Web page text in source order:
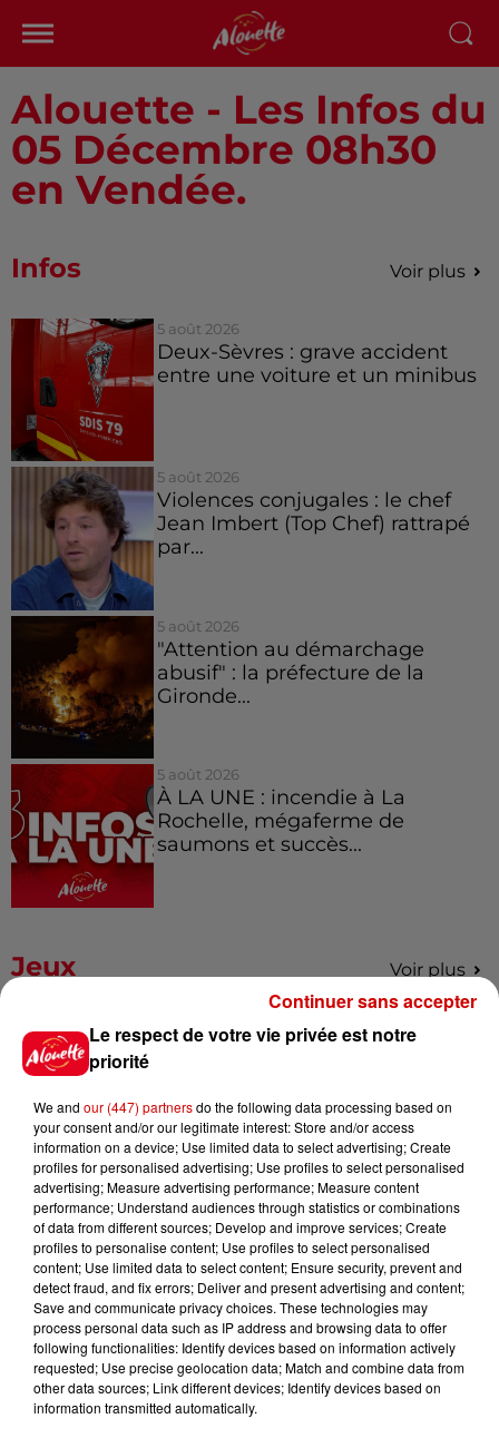
Alouette - Les Infos du
05 Décembre 08h30
en Vendée.
Infos Voir plus
5 août 2026
Deux-Sèvres : grave accident
entre une voiture et un minibus
5 août 2026
Violences conjugales : le chef
Jean Imbert (Top Chef) rattrapé
par...
5 août 2026
"Attention au démarchage
abusif" : la préfecture de la
Gironde...
5 août 2026
À LA UNE : incendie à La
Rochelle, mégaferme de
saumons et succès...
Jeux Voir plus
Gagnez vos places pour le
Festival du Roi Arthur 2026 !
Gagnez vos entrées pour le
Musée du Sport Automobile au
Mans !
Alouette vous invite à
Futuroscope Xperiences !
Le respect de votre vie privée est notre
priorité
We and our (447) partnersdo the following data processing based on
your consent and/or our legitimate interest: Store and/or access
information on a device; Use limited data to select advertising; Create
profiles for personalised advertising; Use profiles to select personalised
advertising; Measure advertising performance; Measure content
performance; Understand audiences through statistics or combinations
of data from different sources; Develop and improve services; Create
profiles to personalise content; Use profiles to select personalised
content; Use limited data to select content; Ensure security, prevent and
detect fraud, and fix errors; Deliver and present advertising and content;
Save and communicate privacy choices. These technologies may
process personal data such as IP address and browsing data to offer
following functionalities: Identify devices based on information actively
requested; Use precise geolocation data; Match and combine data from
other data sources; Link different devices; Identify devices based on
information transmitted automatically.
Continuer sans accepter